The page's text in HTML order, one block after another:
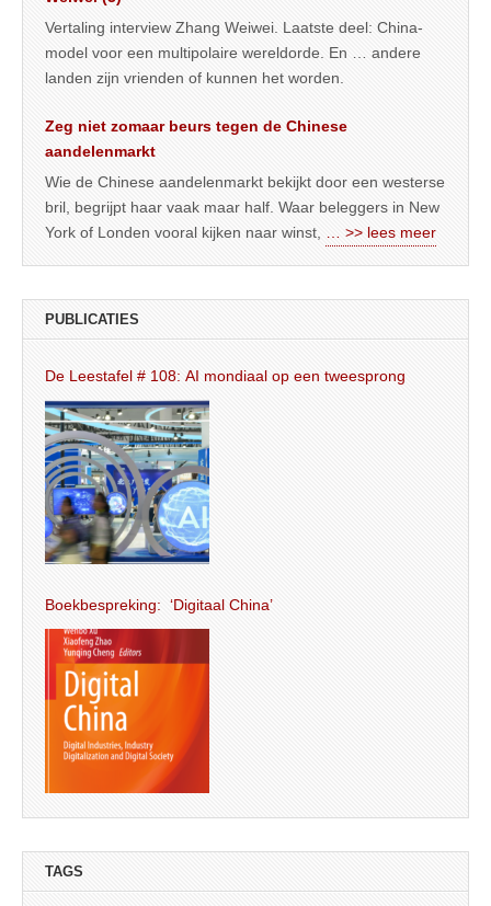
Vertaling interview Zhang Weiwei. Laatste deel: China-
model voor een multipolaire wereldorde. En … andere
landen zijn vrienden of kunnen het worden.
Zeg niet zomaar beurs tegen de Chinese
aandelenmarkt
Wie de Chinese aandelenmarkt bekijkt door een westerse
bril, begrijpt haar vaak maar half. Waar beleggers in New
York of Londen vooral kijken naar winst,
… >> lees meer
PUBLICATIES
De Leestafel # 108: AI mondiaal op een tweesprong
Boekbespreking: ‘Digitaal China’
TAGS